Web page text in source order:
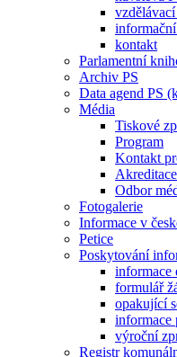
kontakt
Parlamentní
Archiv PS
Data agend PS
Média
Tiskové
Program
Kontakt
Akreditace
Odbor
Fotogalerie
Informace v
Petice
Poskytování
informace
formulář
opakující
informace
výroční
Registr